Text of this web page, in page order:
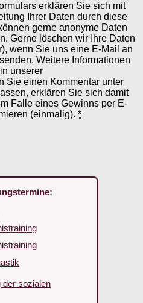
erklären Sie sich mit
Ihrer Daten durch diese
gerne anonyme Daten
Gerne löschen wir Ihre Daten
wenn Sie uns eine E-Mail an
Weitere Informationen
unserer
Sie einen Kommentar unter
erklären Sie sich damit
Falle eines Gewinns per E-
(einmalig). *
der sozialen